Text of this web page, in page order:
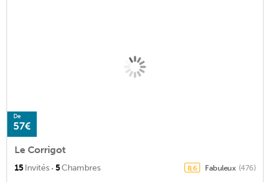
De
57€
Le Corrigot
15Invités · 5Chambres 8,6 Fabuleux (476)